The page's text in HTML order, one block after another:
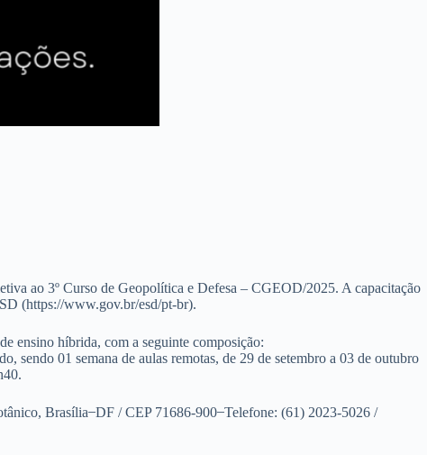
ao 3º Curso de Geopolítica e Defesa – CGEOD/2025. A capacitação
(https://www.gov.br/esd/pt-br).
ensino híbrida, com a seguinte composição:
sendo 01 semana de aulas remotas, de 29 de setembro a 03 de outubro
Brasília ̶ DF / CEP 71686-900 ̶ Telefone: (61) 2023-5026 /